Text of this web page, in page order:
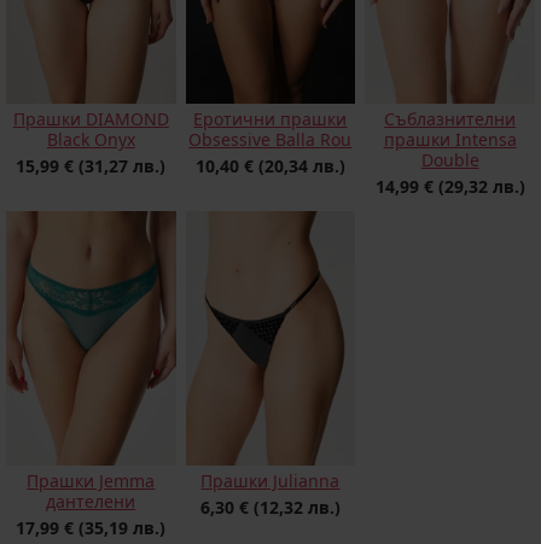
Прашки DIAMOND
Black Onyx
15,99 € (31,27 лв.)
Еротични прашки
Obsessive Balla Rou
10,40 € (20,34 лв.)
Съблазнителни
прашки Intensa
Double
14,99 € (29,32 лв.)
Прашки Jemma
дантелени
17,99 € (35,19 лв.)
Прашки Julianna
6,30 € (12,32 лв.)